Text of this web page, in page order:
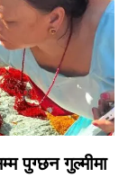
पुग्छन गुल्मीमा